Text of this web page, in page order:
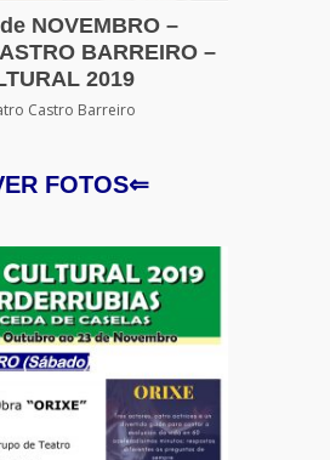
NOVEMBRO –
BARREIRO –
2019
Castro Barreiro
FOTOS⇐